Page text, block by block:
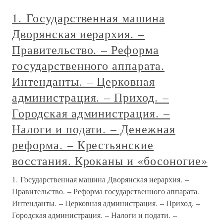
1. Государственная машина
Дворянская иерархия. –
Правительство. – Реформа
государственного аппарата.
Интенданты. – Церковная
администрация. – Приход. –
Городская администрация. –
Налоги и подати. – Денежная
реформа. – Крестьянские
восстания. Кроканы и «босоногие»
1. Государственная машина Дворянская иерархия. –
Правительство. – Реформа государственного аппарата.
Интенданты. – Церковная администрация. – Приход. –
Городская администрация. – Налоги и подати. –